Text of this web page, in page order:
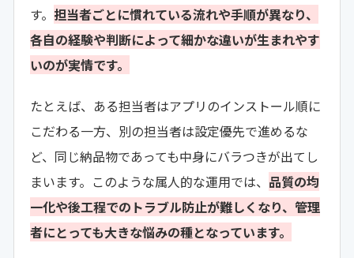
す。 担当者ごとに慣れている流れや手順が異なり、
各自の経験や判断によって細かな違いが生まれやす
いのが実情です。
たとえば、ある担当者はアプリのインストール順に
こだわる一方、別の担当者は設定優先で進めるな
ど、同じ納品物であっても中身にバラつきが出てし
まいます。このような属人的な運用では、 品質の均
一化や後工程でのトラブル防止が難しくなり、管理
者にとっても大きな悩みの種となっています。